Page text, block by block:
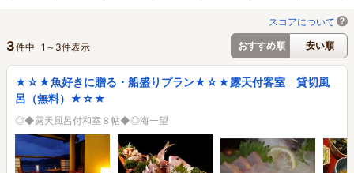
スコアについて
おすすめ順
安い順
3件中 1 ～ 3件表示
★☆★魚好きに贈る・船盛りプラン★☆★露天付客室 貸切風
呂（無料）★☆★
◎◆露天風呂付和室８帖◆◎海一望